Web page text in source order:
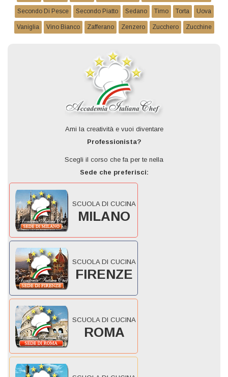
Secondo Di Pesce Secondo Piatto Sedano Timo Torta Uova
Vaniglia Vino Bianco Zafferano Zenzero Zucchero Zucchine
Ami la creatività e vuoi diventare
Professionista?
Scegli il corso che fa per te nella
Sede che preferisci:
SCUOLA DI CUCINA
MILANO
SCUOLA DI CUCINA
FIRENZE
SCUOLA DI CUCINA
ROMA